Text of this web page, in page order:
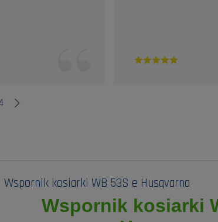
Wspornik kosiarki WB 53S e Husqvarna
Wspornik kosiarki